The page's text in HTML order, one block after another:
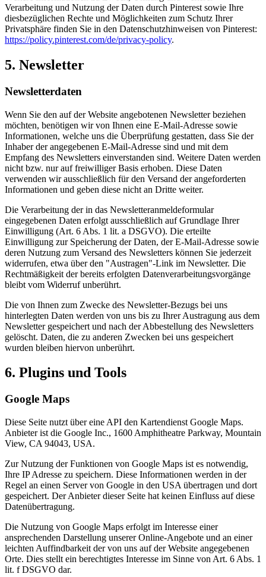
Verarbeitung und Nutzung der Daten durch Pinterest sowie Ihre
diesbezüglichen Rechte und Möglichkeiten zum Schutz Ihrer
Privatsphäre finden Sie in den Datenschutzhinweisen von Pinterest:
https://policy.pinterest.com/de/privacy-policy.
5. Newsletter
Newsletterdaten
Wenn Sie den auf der Website angebotenen Newsletter beziehen
möchten, benötigen wir von Ihnen eine E-Mail-Adresse sowie
Informationen, welche uns die Überprüfung gestatten, dass Sie der
Inhaber der angegebenen E-Mail-Adresse sind und mit dem
Empfang des Newsletters einverstanden sind. Weitere Daten werden
nicht bzw. nur auf freiwilliger Basis erhoben. Diese Daten
verwenden wir ausschließlich für den Versand der angeforderten
Informationen und geben diese nicht an Dritte weiter.
Die Verarbeitung der in das Newsletteranmeldeformular
eingegebenen Daten erfolgt ausschließlich auf Grundlage Ihrer
Einwilligung (Art. 6 Abs. 1 lit. a DSGVO). Die erteilte
Einwilligung zur Speicherung der Daten, der E-Mail-Adresse sowie
deren Nutzung zum Versand des Newsletters können Sie jederzeit
widerrufen, etwa über den "Austragen"-Link im Newsletter. Die
Rechtmäßigkeit der bereits erfolgten Datenverarbeitungsvorgänge
bleibt vom Widerruf unberührt.
Die von Ihnen zum Zwecke des Newsletter-Bezugs bei uns
hinterlegten Daten werden von uns bis zu Ihrer Austragung aus dem
Newsletter gespeichert und nach der Abbestellung des Newsletters
gelöscht. Daten, die zu anderen Zwecken bei uns gespeichert
wurden bleiben hiervon unberührt.
6. Plugins und Tools
Google Maps
Diese Seite nutzt über eine API den Kartendienst Google Maps.
Anbieter ist die Google Inc., 1600 Amphitheatre Parkway, Mountain
View, CA 94043, USA.
Zur Nutzung der Funktionen von Google Maps ist es notwendig,
Ihre IP Adresse zu speichern. Diese Informationen werden in der
Regel an einen Server von Google in den USA übertragen und dort
gespeichert. Der Anbieter dieser Seite hat keinen Einfluss auf diese
Datenübertragung.
Die Nutzung von Google Maps erfolgt im Interesse einer
ansprechenden Darstellung unserer Online-Angebote und an einer
leichten Auffindbarkeit der von uns auf der Website angegebenen
Orte. Dies stellt ein berechtigtes Interesse im Sinne von Art. 6 Abs. 1
lit. f DSGVO dar.